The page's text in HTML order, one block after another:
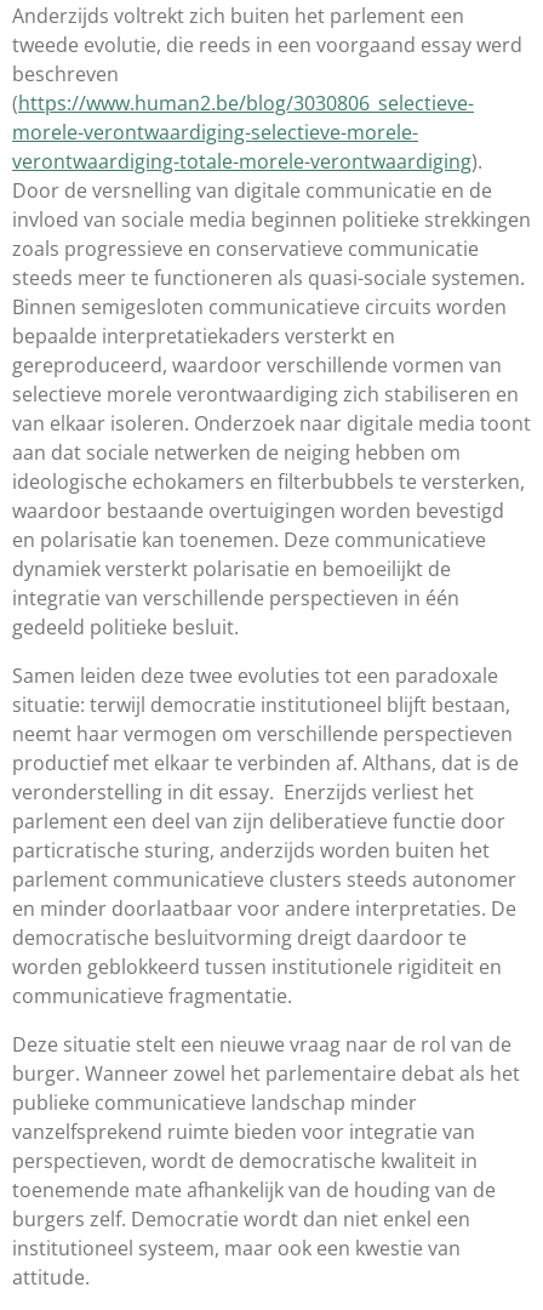
Anderzijds voltrekt zich buiten het parlement een
tweede evolutie, die reeds in een voorgaand essay werd
beschreven
(https://www.human2.be/blog/3030806_selectieve-
morele-verontwaardiging-selectieve-morele-
verontwaardiging-totale-morele-verontwaardiging).
Door de versnelling van digitale communicatie en de
invloed van sociale media beginnen politieke strekkingen
zoals progressieve en conservatieve communicatie
steeds meer te functioneren als quasi-sociale systemen.
Binnen semigesloten communicatieve circuits worden
bepaalde interpretatiekaders versterkt en
gereproduceerd, waardoor verschillende vormen van
selectieve morele verontwaardiging zich stabiliseren en
van elkaar isoleren. Onderzoek naar digitale media toont
aan dat sociale netwerken de neiging hebben om
ideologische echokamers en filterbubbels te versterken,
waardoor bestaande overtuigingen worden bevestigd
en polarisatie kan toenemen. Deze communicatieve
dynamiek versterkt polarisatie en bemoeilijkt de
integratie van verschillende perspectieven in één
gedeeld politieke besluit.
Samen leiden deze twee evoluties tot een paradoxale
situatie: terwijl democratie institutioneel blijft bestaan,
neemt haar vermogen om verschillende perspectieven
productief met elkaar te verbinden af. Althans, dat is de
veronderstelling in dit essay. Enerzijds verliest het
parlement een deel van zijn deliberatieve functie door
particratische sturing, anderzijds worden buiten het
parlement communicatieve clusters steeds autonomer
en minder doorlaatbaar voor andere interpretaties. De
democratische besluitvorming dreigt daardoor te
worden geblokkeerd tussen institutionele rigiditeit en
communicatieve fragmentatie.
Deze situatie stelt een nieuwe vraag naar de rol van de
burger. Wanneer zowel het parlementaire debat als het
publieke communicatieve landschap minder
vanzelfsprekend ruimte bieden voor integratie van
perspectieven, wordt de democratische kwaliteit in
toenemende mate afhankelijk van de houding van de
burgers zelf. Democratie wordt dan niet enkel een
institutioneel systeem, maar ook een kwestie van
attitude.